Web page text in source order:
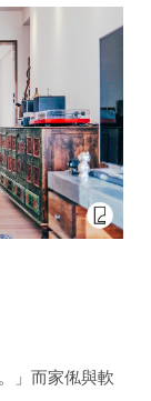
」而家俬與軟